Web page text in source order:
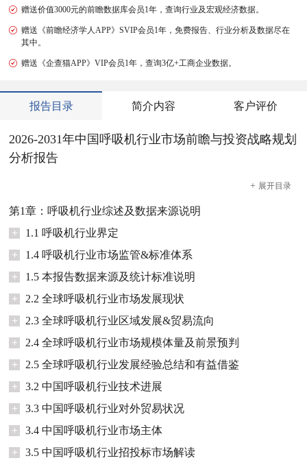
赠送价值3000元的前瞻数据库会员1年，查询行业及宏观经济数据。
赠送《前瞻经济学人APP》SVIP会员1年，免费报告、行业分析及数据尽在
其中。
赠送《企查猫APP》VIP会员1年，查询3亿+工商企业数据。
报告目录 简介内容 客户评价
2026-2031年中国呼吸机行业市场前瞻与投资战略规划
分析报告
+ 展开目录
第1章：呼吸机行业综述及数据来源说明
+
1.1 呼吸机行业界定
+
1.4 呼吸机行业市场监管&标准体系
+
1.5 本报告数据来源及统计标准说明
+
2.2 全球呼吸机行业市场发展现状
+
2.3 全球呼吸机行业区域发展&贸易流向
+
2.4 全球呼吸机行业市场规模体量及前景预判
+
2.5 全球呼吸机行业发展经验总结和有益借鉴
+
3.2 中国呼吸机行业技术进展
+
3.3 中国呼吸机行业对外贸易状况
+
3.4 中国呼吸机行业市场主体
+
3.5 中国呼吸机行业招投标市场解读